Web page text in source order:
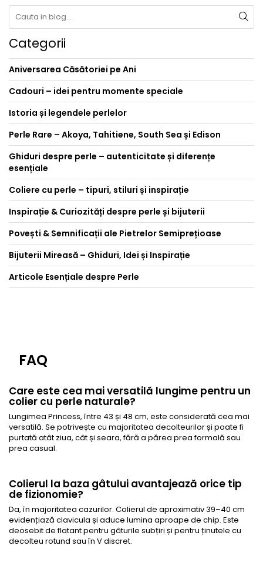
Categorii
Aniversarea Căsătoriei pe Ani
Cadouri – idei pentru momente speciale
Istoria și legendele perlelor
Perle Rare – Akoya, Tahitiene, South Sea și Edison
Ghiduri despre perle – autenticitate și diferențe
esențiale
Coliere cu perle – tipuri, stiluri și inspirație
Inspirație & Curiozități despre perle și bijuterii
Povești & Semnificații ale Pietrelor Semiprețioase
Bijuterii Mireasă – Ghiduri, Idei și Inspirație
Articole Esențiale despre Perle
FAQ
Care este cea mai versatilă lungime pentru un
colier cu perle naturale?
Lungimea Princess, între 43 și 48 cm, este considerată cea mai
versatilă. Se potrivește cu majoritatea decolteurilor și poate fi
purtată atât ziua, cât și seara, fără a părea prea formală sau
prea casual.
Colierul la baza gâtului avantajează orice tip
de fizionomie?
Da, în majoritatea cazurilor. Colierul de aproximativ 39–40 cm
evidențiază clavicula și aduce lumina aproape de chip. Este
deosebit de flatant pentru gâturile subțiri și pentru ținutele cu
decolteu rotund sau în V discret.